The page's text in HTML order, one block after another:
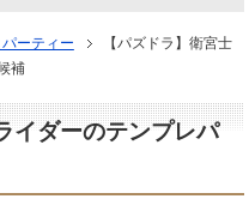
ーティー
【パズドラ】衛宮士
補
イダーのテンプレパ